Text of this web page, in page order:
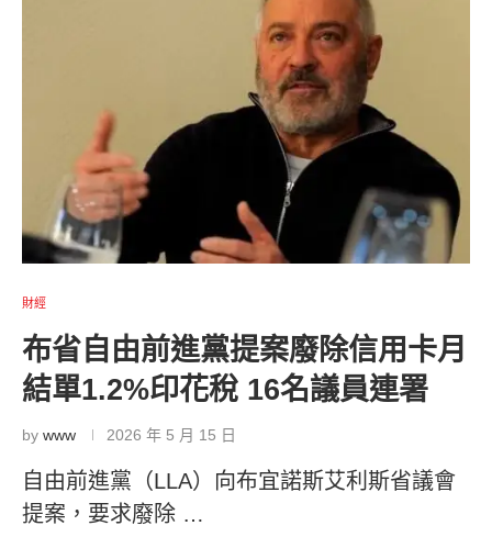
財經
布省自由前進黨提案廢除信用卡月
結單1.2%印花稅 16名議員連署
by www 2026 年 5 月 15 日
自由前進黨（LLA）向布宜諾斯艾利斯省議會
提案，要求廢除 …